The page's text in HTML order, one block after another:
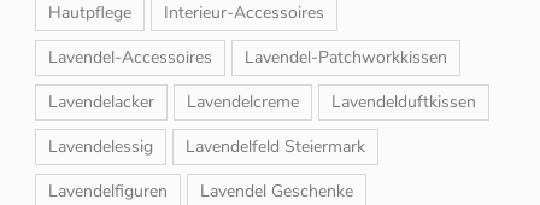
Hautpflege
Interieur-Accessoires
Lavendel-Accessoires
Lavendel-Patchworkkissen
Lavendelacker
Lavendelcreme
Lavendelduftkissen
Lavendelessig
Lavendelfeld Steiermark
Lavendelfiguren
Lavendel Geschenke